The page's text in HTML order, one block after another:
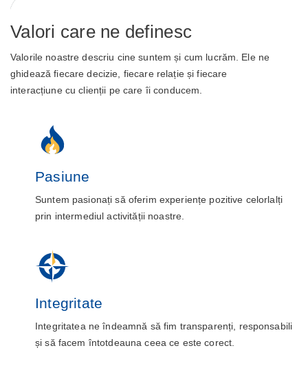
Valori care ne definesc
Valorile noastre descriu cine suntem și cum lucrăm. Ele ne
ghidează fiecare decizie, fiecare relație și fiecare
interacțiune cu clienții pe care îi conducem.
Pasiune
Suntem pasionați să oferim experiențe pozitive celorlalți
prin intermediul activității noastre.
Integritate
Integritatea ne îndeamnă să fim transparenți, responsabili
și să facem întotdeauna ceea ce este corect.